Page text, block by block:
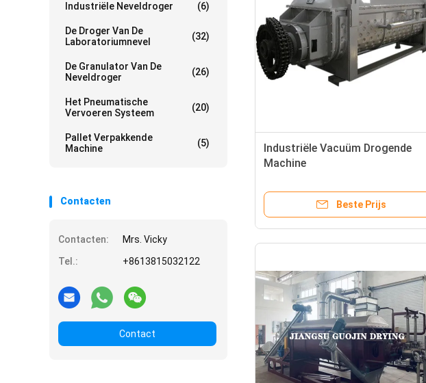
Industriële Neveldroger (6)
De Droger Van De
Laboratoriumnevel
(32)
De Granulator Van De
Neveldroger
(26)
Het Pneumatische
Vervoeren Systeem
(20)
Pallet Verpakkende
Machine
(5)
Contacten
Contacten:
Mrs. Vicky
Tel.:
+8613815032122
Contact
Industriële Vacuüm Drogende
Machine
Beste Prijs